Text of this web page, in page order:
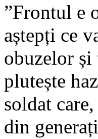
”Frontul e
aștepți ce
obuzelor și
plutește
soldat
din